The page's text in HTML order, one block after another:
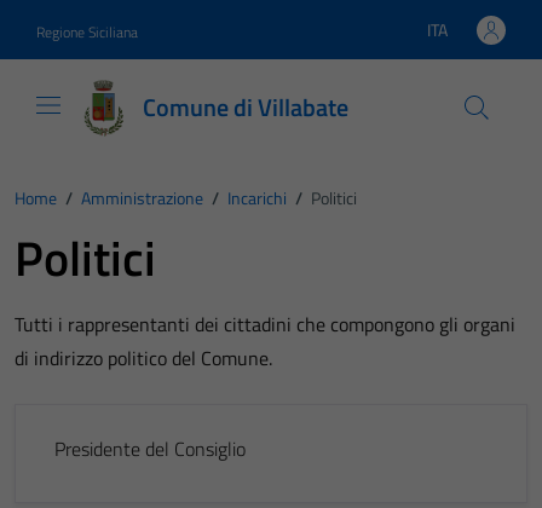
Regione Siciliana Lingua attiva:
ITA
Comune di Villabate
Home / Amministrazione / Incarichi / Politici
Politici
Tutti i rappresentanti dei cittadini che compongono gli organi
di indirizzo politico del Comune.
Presidente del Consiglio